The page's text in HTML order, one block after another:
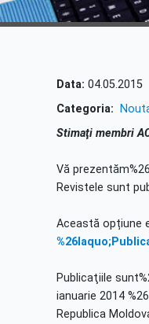
Data: 04.05.2015
Categoria:
Stimaţi membri
Vă
Revistele sunt
Această opțiune
Publicaţiile
ianuarie 2014
Republica